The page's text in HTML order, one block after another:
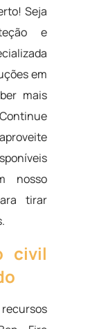
Seja
e
em
mais
nosso
tirar
civil